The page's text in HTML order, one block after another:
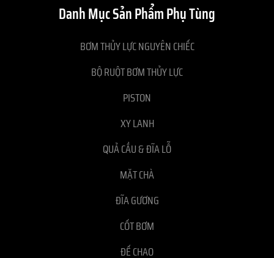
Danh Mục Sản Phẩm Phụ Tùng
BƠM THỦY LỰC NGUYÊN CHIẾC
BỘ RUỘT BƠM THỦY LỰC
PISTON
XY LANH
QUẢ CẦU & ĐĨA LỖ
MẶT CHÀ
ĐĨA GƯƠNG
CỐT BƠM
ĐẾ CHAO